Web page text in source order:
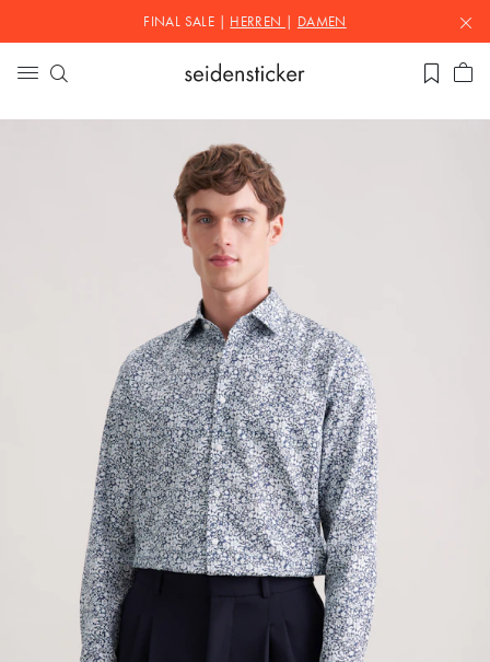
FINAL SALE | HERREN DAMEN